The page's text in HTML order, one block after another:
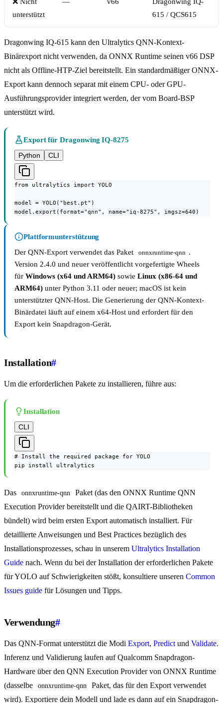
❌ Nicht
unterstützt
— v66
Dragonwing IQ-
615 / QCS615
Dragonwing IQ-615 kann den Ultralytics QNN-Kontext-
Binärexport nicht verwenden, da ONNX Runtime seinen v66 DSP
nicht als Offline-HTP-Ziel bereitstellt. Ein standardmäßiger ONNX-
Export kann dennoch separat mit einem CPU- oder GPU-
Ausführungsprovider integriert werden, der vom Board-BSP
unterstützt wird.
Export für Dragonwing IQ-8275
Python
CLI
from ultralytics import YOLO
model = YOLO("best.pt")
model.export(format="qnn", name="iq-8275", imgsz=640)
Plattformunterstützung
Der QNN-Export verwendet das Paket
onnxruntime-qnn .
Version 2.4.0 und neuer veröffentlicht vorgefertigte Wheels
für Windows (x64 und ARM64) sowie Linux (x86-64 und
ARM64) unter Python 3.11 oder neuer; macOS ist kein
unterstützter QNN-Host. Die Generierung der QNN-Kontext-
Binärdatei läuft auf einem x64-Host und erfordert für den
Export kein Snapdragon-Gerät.
Installation#
Um die erforderlichen Pakete zu installieren, führe aus:
Installation
CLI
# Install the required package for YOLO
pip install ultralytics
Das onnxruntime-qnn
Paket (das den ONNX Runtime QNN
Execution Provider bereitstellt und die QAIRT-Bibliotheken
bündelt) wird beim ersten Export automatisch installiert. Für
detaillierte Anweisungen und Best Practices bezüglich des
Installationsprozesses, schau in unserem Ultralytics Installation
Guide nach. Wenn du bei der Installation der erforderlichen Pakete
für YOLO auf Schwierigkeiten stößt, konsultiere unseren Common
Issues guide für Lösungen und Tipps.
Verwendung#
Das QNN-Format unterstützt die Modi Export, Predict und Validate.
Inferenz und Validierung laufen auf Qualcomm Snapdragon-
Hardware über den QNN Execution Provider von ONNX Runtime
(dasselbe
onnxruntime-qnn
Paket, das für den Export verwendet
wird). Exportiere dein Modell und lade es dann auf ein Snapdragon-